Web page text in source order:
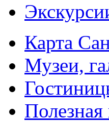
Карта
Музеи,